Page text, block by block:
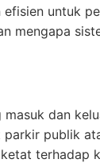
untuk
mengapa
dan
publik
terhadap